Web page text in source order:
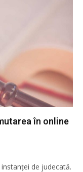
în online
de judecată.